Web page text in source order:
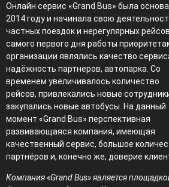
Онлайн сервис «Grand Bus» была
2014 году и начинала свою
частных поездок и нерегулярных
самого первого дня работы
организации являлись качество
надёжность партнеров, автопарка. Со
временем увеличивалось количество
рейсов, привлекались новые
закупались новые автобусы. На данный
момент «Grand Bus» перспективная
развивающаяся компания, имеющая
качественный сервис, большое
партнёров и, конечно же, доверие
Компания «Grand Bus» является